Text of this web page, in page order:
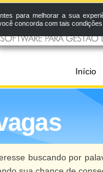
Início
buscando por
para melhorar a sua
concorda com tais